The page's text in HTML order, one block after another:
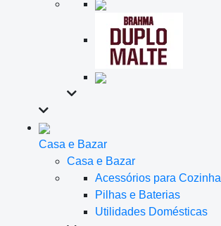
Casa e Bazar
Casa e Bazar
Acessórios para Cozinha
Pilhas e Baterias
Utilidades Domésticas